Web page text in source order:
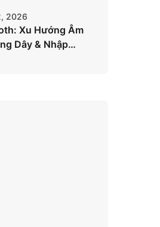
2026
Xu Hướng Âm
Dây & Nhập